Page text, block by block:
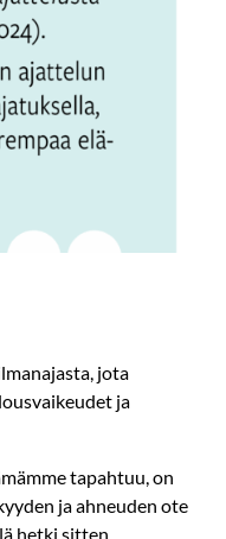
jota
ja
tapahtuu, on
ja ahneuden ote
hetki sitten